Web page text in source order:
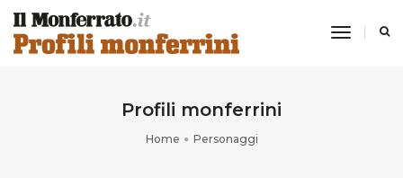
toggle
Profili monferrini
Home Personaggi